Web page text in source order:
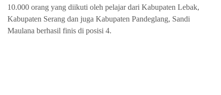
10.000 orang yang diikuti oleh pelajar dari Kabupaten Lebak,
Kabupaten Serang dan juga Kabupaten Pandeglang, Sandi
Maulana berhasil finis di posisi 4.